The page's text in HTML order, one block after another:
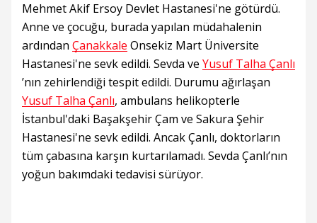
Mehmet Akif Ersoy Devlet Hastanesi'ne götürdü.
Anne ve çocuğu, burada yapılan müdahalenin
ardından Çanakkale Onsekiz Mart Üniversite
Hastanesi'ne sevk edildi. Sevda ve Yusuf Talha Çanlı
’nın zehirlendiği tespit edildi. Durumu ağırlaşan
Yusuf Talha Çanlı, ambulans helikopterle
İstanbul'daki Başakşehir Çam ve Sakura Şehir
Hastanesi'ne sevk edildi. Ancak Çanlı, doktorların
tüm çabasına karşın kurtarılamadı. Sevda Çanlı’nın
yoğun bakımdaki tedavisi sürüyor.